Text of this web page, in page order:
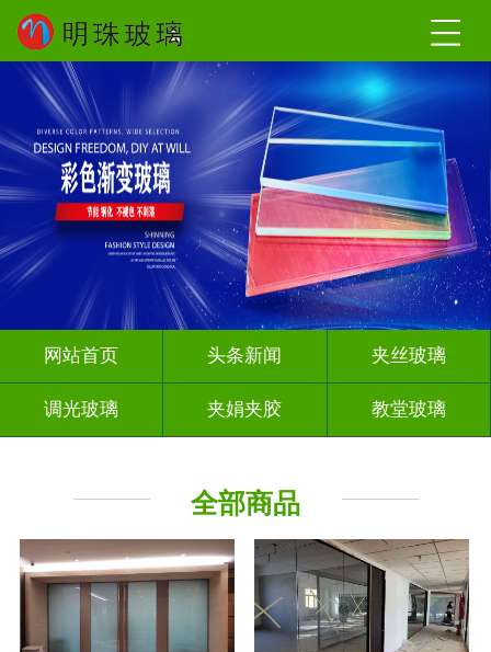
网站首页 头条新闻 夹丝玻璃
调光玻璃 夹娟夹胶 教堂玻璃
全部商品